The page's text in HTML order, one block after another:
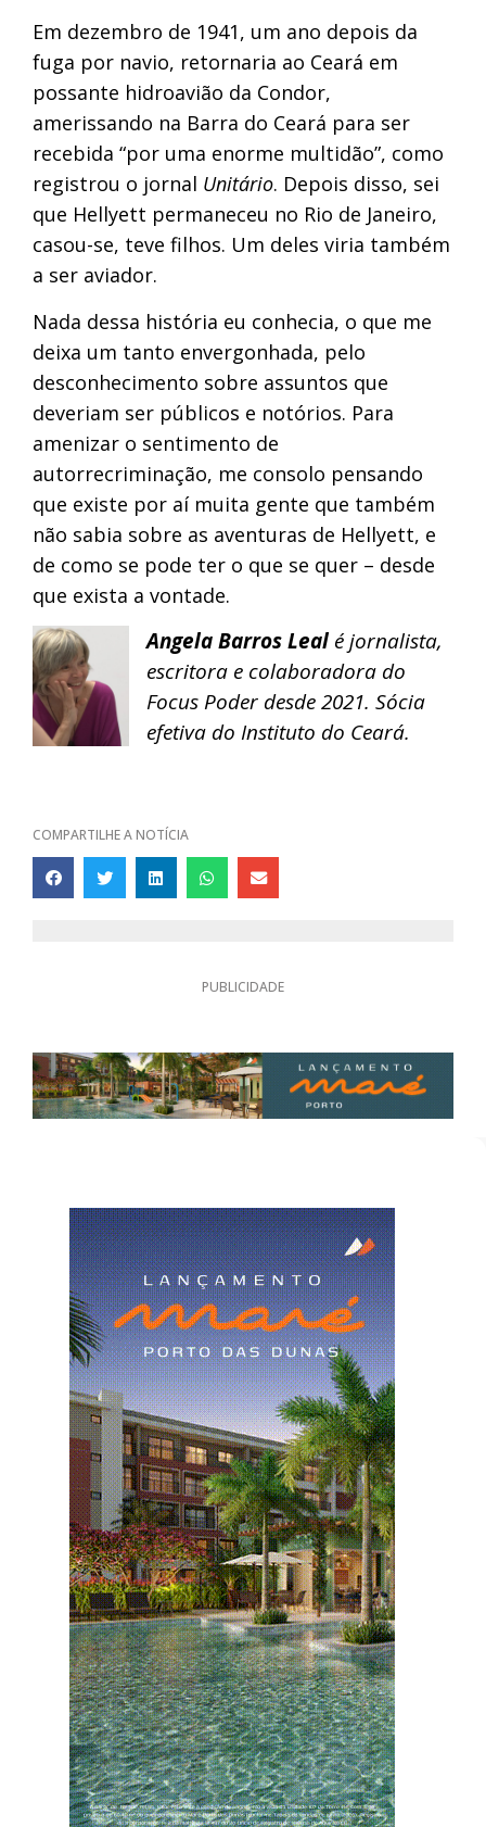
Em dezembro de 1941, um ano depois da
fuga por navio, retornaria ao Ceará em
possante hidroavião da Condor,
amerissando na Barra do Ceará para ser
recebida “por uma enorme multidão”, como
registrou o jornal Unitário. Depois disso, sei
que Hellyett permaneceu no Rio de Janeiro,
casou-se, teve filhos. Um deles viria também
a ser aviador.
Nada dessa história eu conhecia, o que me
deixa um tanto envergonhada, pelo
desconhecimento sobre assuntos que
deveriam ser públicos e notórios. Para
amenizar o sentimento de
autorrecriminação, me consolo pensando
que existe por aí muita gente que também
não sabia sobre as aventuras de Hellyett, e
de como se pode ter o que se quer – desde
que exista a vontade.
Angela Barros Lealé jornalista,
escritora e colaboradora do
Focus Poder desde 2021. Sócia
efetiva do Instituto do Ceará.
COMPARTILHE A NOTÍCIA
PUBLICIDADE